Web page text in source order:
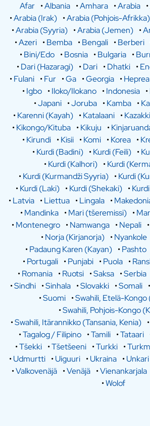
Afar •Albania •Amhara •Arabia •
•Arabia (Irak) •Arabia (Pohjois-Afrikka)
•Arabia (Syyria) •Arabia (Jemen) •
•Azeri •Bemba •Bengali •Berberi
•Bini/Edo •Bosnia •Bulgaria •
•Dari (Hazaragi) •Dari •Dhatki •
•Fulani •Fur •Ga •Georgia •Heprea
•Igbo •Iloko/Ilokano •Indonesia •
•Japani •Joruba •Kamba •
•Karenni (Kayah) •Katalaani •Kazakki
•Kikongo/Kituba •Kikuju •
•Kirundi •Kisii •Komi •Korea •
•Kurdi (Badini) •Kurdi (Feili) •
•Kurdi (Kalhori) •Kurdi
•Kurdi (Kurmandži Syyria) •Kurdi
•Kurdi (Laki) •Kurdi (Shekaki) •
•Latvia •Liettua •Lingala •
•Mandinka •Mari (tšeremissi) •
•Montenegro •Namwanga •Nepali •
•Norja (Kirjanorja) •Nyankole
•Padaung Karen (Kayan) •Pashto
•Portugali •Punjabi •Puola •
•Romania •Ruotsi •Saksa •Serbia
•Sindhi •Sinhala •Slovakki •Somali •
•Suomi •Swahili, Etelä-Kongo
•Swahili, Pohjois-Kongo
•Swahili, Itärannikko (Tansania, Kenia) •
•Tagalog / Filipino •Tamili •Tataari
•Tšekki •Tšetšeeni •Turkki •
•Udmurtti •Uiguuri •Ukraina •Unkari
•Valkovenäjä •Venäjä •Vienankarjala
•Wolof